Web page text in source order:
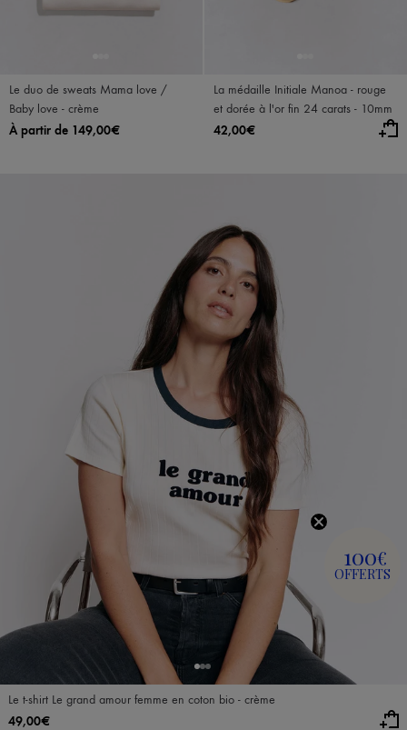
Le duo de sweats Mama love /
Baby love - crème
À partir de 149,00€
La médaille Initiale Manoa - rouge
et dorée à l'or fin 24 carats - 10mm
42,00€
Le t-shirt Le grand amour femme en coton bio - crème
49,00€
100€
OFFERTS